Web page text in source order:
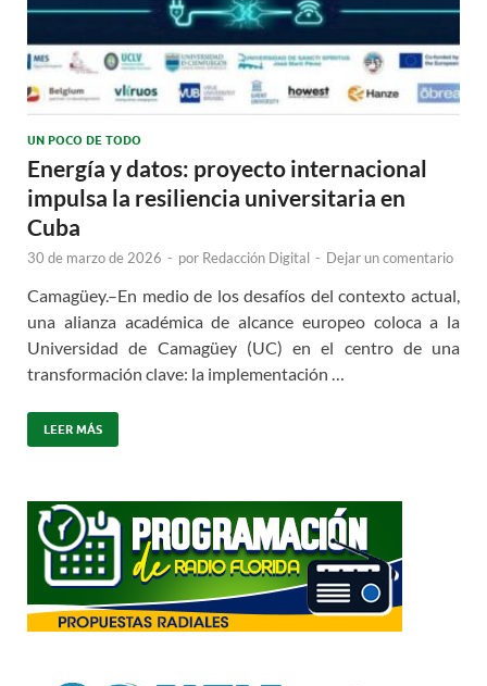
UN POCO DE TODO
Energía y datos: proyecto internacional
impulsa la resiliencia universitaria en
Cuba
30 de marzo de 2026 - por Redacción Digital - Dejar un comentario
Camagüey.–En medio de los desafíos del contexto actual,
una alianza académica de alcance europeo coloca a la
Universidad de Camagüey (UC) en el centro de una
transformación clave: la implementación …
LEER MÁS